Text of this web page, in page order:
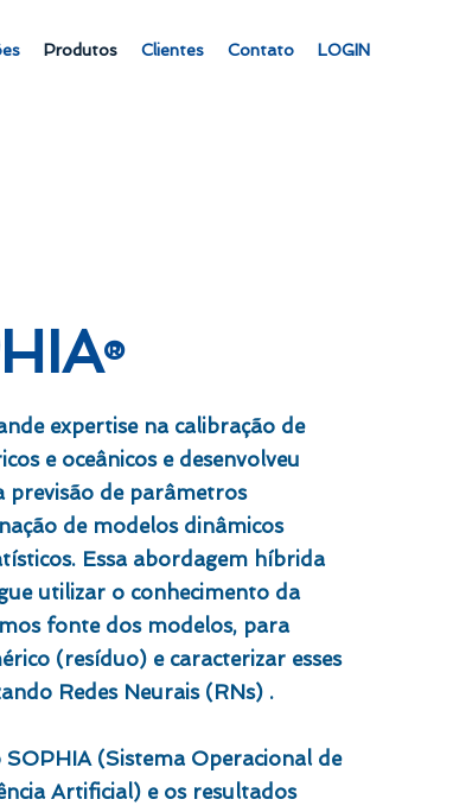
Produtos Clientes Contato LOGIN
®
expertise na calibração de
e oceânicos e desenvolveu
previsão de parâmetros
de modelos dinâmicos
Essa abordagem híbrida
utilizar o conhecimento da
fonte dos modelos, para
(resíduo) e caracterizar esses
Redes Neurais (RNs) .
(Sistema Operacional de
Artificial) e os resultados